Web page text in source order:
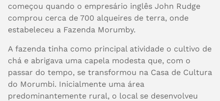
começou quando o empresário inglês John Rudge
comprou cerca de 700 alqueires de terra, onde
estabeleceu a Fazenda Morumby.
A fazenda tinha como principal atividade o cultivo de
chá e abrigava uma capela modesta que, com o
passar do tempo, se transformou na Casa de Cultura
do Morumbi. Inicialmente uma área
predominantemente rural, o local se desenvolveu